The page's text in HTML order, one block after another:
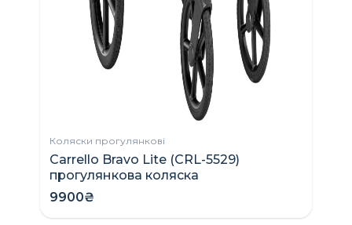
Коляски прогулянкові
Carrello Bravo Lite (CRL-5529)
прогулянкова коляска
9900₴